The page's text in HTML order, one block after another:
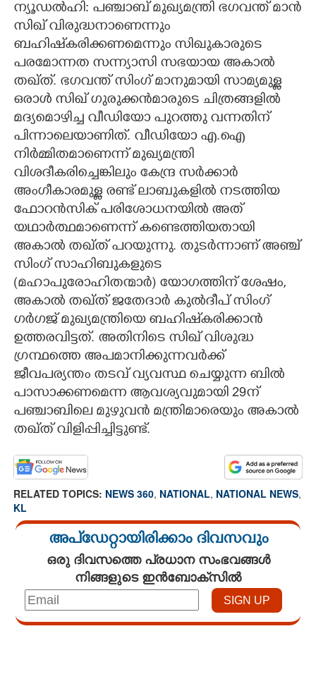
LITERATURE
ZOOM
CONTACT US
ന്യൂഡൽഹി: പഞ്ചാബ് മുഖ്യമന്ത്രി ഭഗവന്ത് മാൻ
സിഖ് വിരുദ്ധനാണെന്നും
ബഹിഷ്‌കരിക്കണമെന്നും സിഖുകാരുടെ
പരമോന്നത സന്ന്യാസി സഭയായ അകാൽ
തഖ്ത്. ഭഗവന്ത് സിംഗ് മാനുമായി സാമ്യമുള്ള
ഒരാൾ സിഖ് ഗുരുക്കൻമാരുടെ ചിത്രങ്ങളിൽ
മദ്യമൊഴിച്ച വീഡിയോ പുറത്തു വന്നതിന്
പിന്നാലെയാണിത്. വീഡിയോ എ.ഐ
നിർമ്മിതമാണെന്ന് മുഖ്യമന്ത്രി
വിശദീകരിച്ചെങ്കിലും കേന്ദ്ര സർക്കാർ
അംഗീകാരമുള്ള രണ്ട് ലാബുകളിൽ നടത്തിയ
ഫോറൻസിക് പരിശോധനയിൽ അത്
യഥാർത്ഥമാണെന്ന് കണ്ടെത്തിയതായി
അകാൽ തഖ്ത് പറയുന്നു. തുടർന്നാണ് അഞ്ച്
സിംഗ് സാഹിബുകളുടെ
(മഹാപുരോഹിതന്മാർ) യോഗത്തിന് ശേഷം,
അകാൽ തഖ്ത് ജതേദാർ കുൽദീപ് സിംഗ്
ഗർഗജ് മുഖ്യമന്ത്രിയെ ബഹിഷ്‌കരിക്കാൻ
ഉത്തരവിട്ടത്. അതിനിടെ സിഖ് വിശുദ്ധ
ഗ്രന്ഥത്തെ അപമാനിക്കുന്നവർക്ക്
ജീവപര്യന്തം തടവ് വ്യവസ്ഥ ചെയ്യുന്ന ബിൽ
പാസാക്കണമെന്ന ആവശ്യവുമായി 29ന്
പഞ്ചാബിലെ മുഴുവൻ മന്ത്രിമാരെയും അകാൽ
തഖ്ത് വിളിപ്പിച്ചിട്ടുണ്ട്.
RELATED TOPICS: NEWS 360, NATIONAL, NATIONAL NEWS,
KL
അപ്ഡേറ്റായിരിക്കാം ദിവസവും
ഒരു ദിവസത്തെ പ്രധാന സംഭവങ്ങൾ
നിങ്ങളുടെ ഇൻബോക്സിൽ